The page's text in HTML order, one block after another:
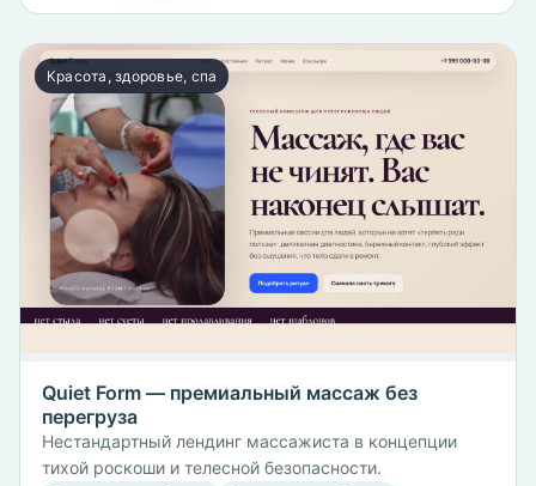
Красота, здоровье, спа
Quiet Form — премиальный массаж без
перегруза
Нестандартный лендинг массажиста в концепции
тихой роскоши и телесной безопасности.